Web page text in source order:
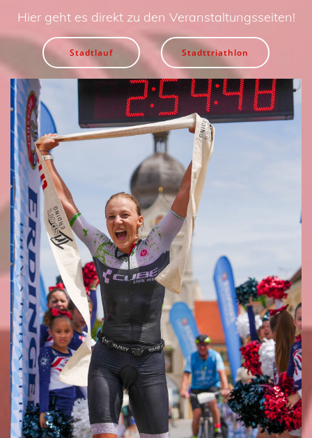
Hier geht es direkt zu den Veranstaltungsseiten!
Stadtlauf Stadttriathlon